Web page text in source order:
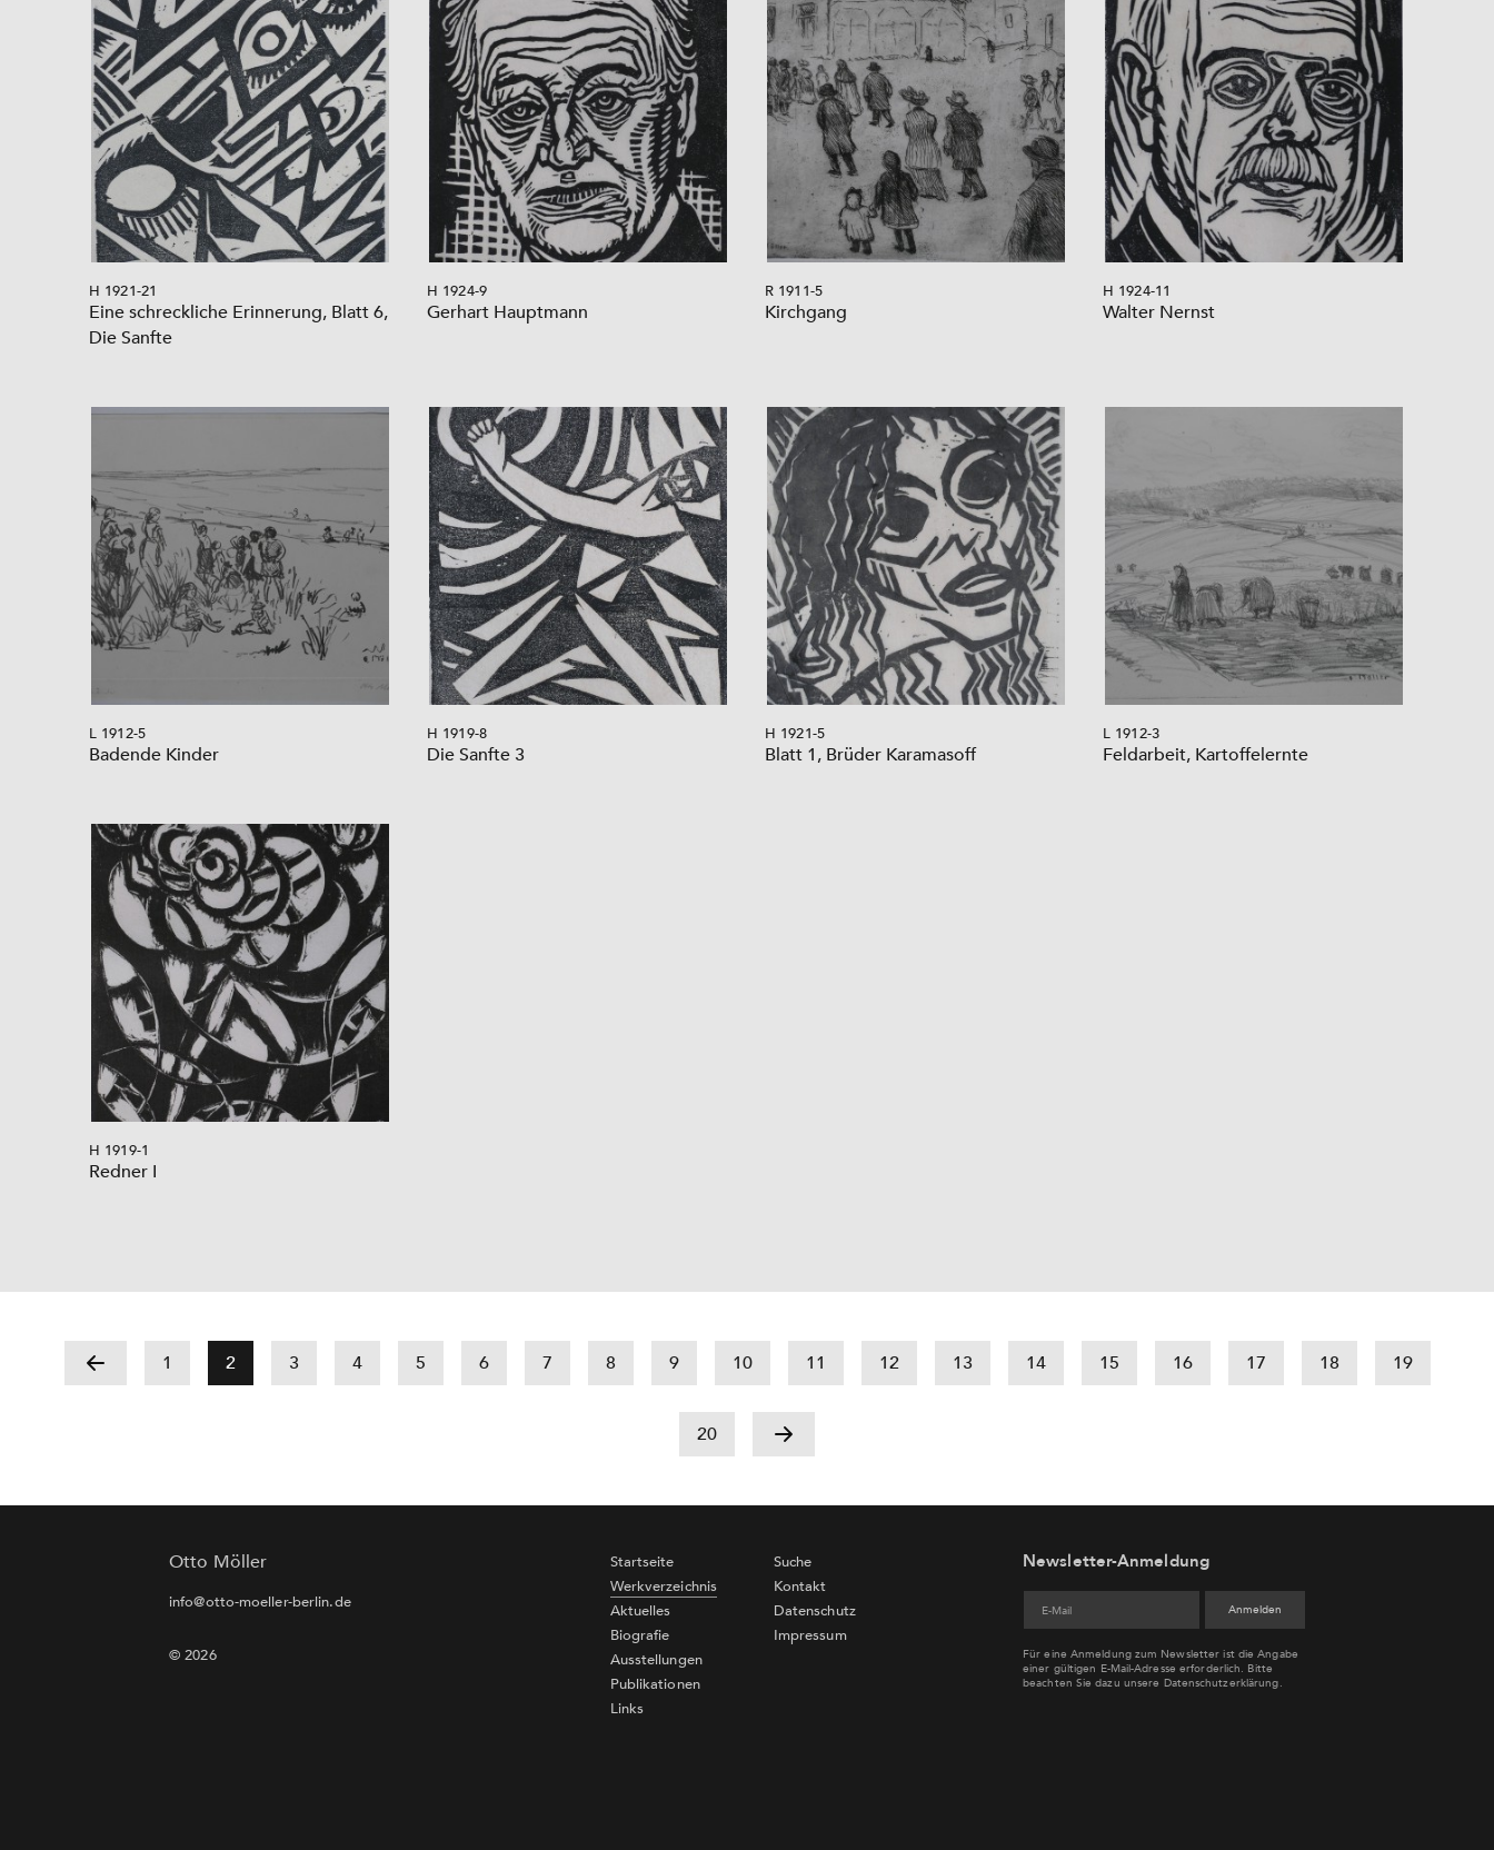
H 1921-21
Eine schreckliche Erinnerung, Blatt 6,
Die Sanfte
H 1924-9
Gerhart Hauptmann
R 1911-5
Kirchgang
H 1924-11
Walter Nernst
L 1912-5
Badende Kinder
H 1919-8
Die Sanfte 3
H 1921-5
Blatt 1, Brüder Karamasoff
L 1912-3
Feldarbeit, Kartoffelernte
H 1919-1
Redner I
1 2 3 4 5 6 7 8 9 10 11 12 13 14 15 16 17 18 19
20
Otto Möller
info@otto-moeller-berlin.de
© 2026
Startseite
Werkverzeichnis
Aktuelles
Biografie
Ausstellungen
Publikationen
Links
Suche
Kontakt
Datenschutz
Impressum
Newsletter-Anmeldung
Für eine Anmeldung zum Newsletter ist die Angabe
einer gültigen E-Mail-Adresse erforderlich. Bitte
beachten Sie dazu unsere Datenschutzerklärung.